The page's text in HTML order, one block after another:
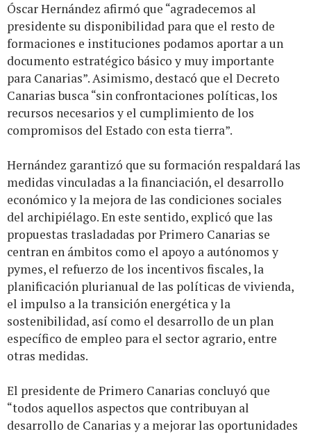
Óscar Hernández afirmó que “agradecemos al
presidente su disponibilidad para que el resto de
formaciones e instituciones podamos aportar a un
documento estratégico básico y muy importante
para Canarias”. Asimismo, destacó que el Decreto
Canarias busca “sin confrontaciones políticas, los
recursos necesarios y el cumplimiento de los
compromisos del Estado con esta tierra”.
Hernández garantizó que su formación respaldará las
medidas vinculadas a la financiación, el desarrollo
económico y la mejora de las condiciones sociales
del archipiélago. En este sentido, explicó que las
propuestas trasladadas por Primero Canarias se
centran en ámbitos como el apoyo a autónomos y
pymes, el refuerzo de los incentivos fiscales, la
planificación plurianual de las políticas de vivienda,
el impulso a la transición energética y la
sostenibilidad, así como el desarrollo de un plan
específico de empleo para el sector agrario, entre
otras medidas.
El presidente de Primero Canarias concluyó que
“todos aquellos aspectos que contribuyan al
desarrollo de Canarias y a mejorar las oportunidades